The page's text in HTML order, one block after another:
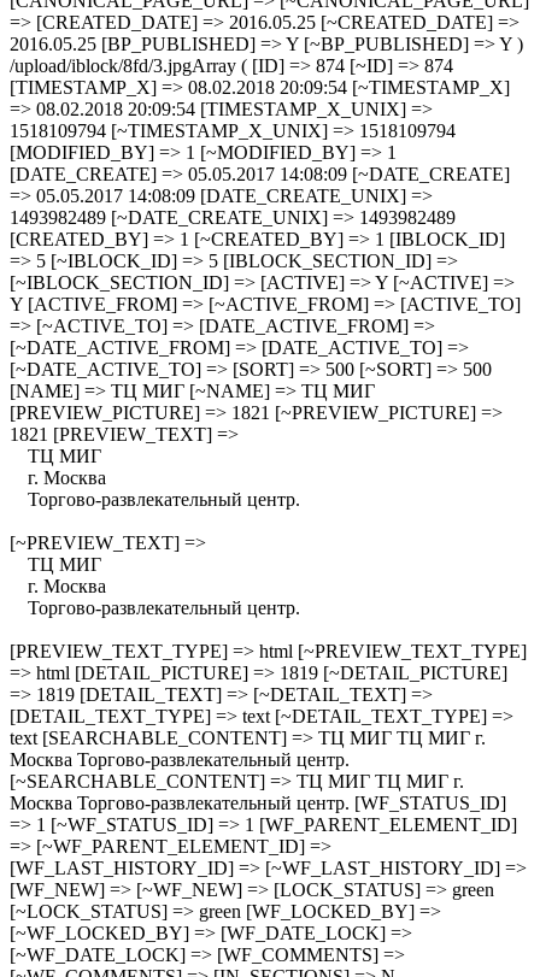
=> [CREATED_DATE] => 2016.05.25 [~CREATED_DATE] =>
2016.05.25 [BP_PUBLISHED] => Y [~BP_PUBLISHED] => Y )
/upload/iblock/8fd/3.jpgArray ( [ID] => 874 [~ID] => 874
[TIMESTAMP_X] => 08.02.2018 20:09:54 [~TIMESTAMP_X]
=> 08.02.2018 20:09:54 [TIMESTAMP_X_UNIX] =>
1518109794 [~TIMESTAMP_X_UNIX] => 1518109794
[MODIFIED_BY] => 1 [~MODIFIED_BY] => 1
[DATE_CREATE] => 05.05.2017 14:08:09 [~DATE_CREATE]
=> 05.05.2017 14:08:09 [DATE_CREATE_UNIX] =>
1493982489 [~DATE_CREATE_UNIX] => 1493982489
[CREATED_BY] => 1 [~CREATED_BY] => 1 [IBLOCK_ID]
=> 5 [~IBLOCK_ID] => 5 [IBLOCK_SECTION_ID] =>
[~IBLOCK_SECTION_ID] => [ACTIVE] => Y [~ACTIVE] =>
Y [ACTIVE_FROM] => [~ACTIVE_FROM] => [ACTIVE_TO]
=> [~ACTIVE_TO] => [DATE_ACTIVE_FROM] =>
[~DATE_ACTIVE_FROM] => [DATE_ACTIVE_TO] =>
[~DATE_ACTIVE_TO] => [SORT] => 500 [~SORT] => 500
[NAME] => ТЦ МИГ [~NAME] => ТЦ МИГ
[PREVIEW_PICTURE] => 1821 [~PREVIEW_PICTURE] =>
1821 [PREVIEW_TEXT] =>
ТЦ МИГ
г. Москва
Торгово-развлекательный центр.
[~PREVIEW_TEXT] =>
ТЦ МИГ
г. Москва
Торгово-развлекательный центр.
[PREVIEW_TEXT_TYPE] => html [~PREVIEW_TEXT_TYPE]
=> html [DETAIL_PICTURE] => 1819 [~DETAIL_PICTURE]
=> 1819 [DETAIL_TEXT] => [~DETAIL_TEXT] =>
[DETAIL_TEXT_TYPE] => text [~DETAIL_TEXT_TYPE] =>
text [SEARCHABLE_CONTENT] => ТЦ МИГ ТЦ МИГ г.
Москва Торгово-развлекательный центр.
[~SEARCHABLE_CONTENT] => ТЦ МИГ ТЦ МИГ г.
Москва Торгово-развлекательный центр. [WF_STATUS_ID]
=> 1 [~WF_STATUS_ID] => 1 [WF_PARENT_ELEMENT_ID]
=> [~WF_PARENT_ELEMENT_ID] =>
[WF_LAST_HISTORY_ID] => [~WF_LAST_HISTORY_ID] =>
[WF_NEW] => [~WF_NEW] => [LOCK_STATUS] => green
[~LOCK_STATUS] => green [WF_LOCKED_BY] =>
[~WF_LOCKED_BY] => [WF_DATE_LOCK] =>
[~WF_DATE_LOCK] => [WF_COMMENTS] =>